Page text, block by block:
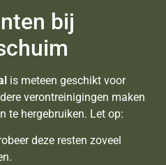
bij
is meteen geschikt voor
verontreinigingen maken
te hergebruiken. Let op:
deze resten zoveel